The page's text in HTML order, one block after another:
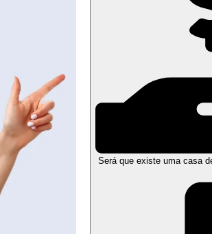
Será que existe uma casa